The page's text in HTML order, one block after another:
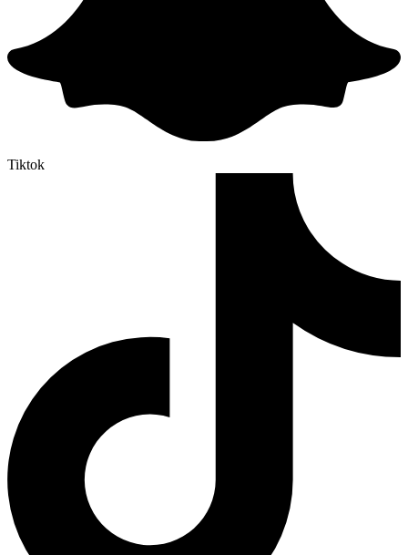
Tiktok